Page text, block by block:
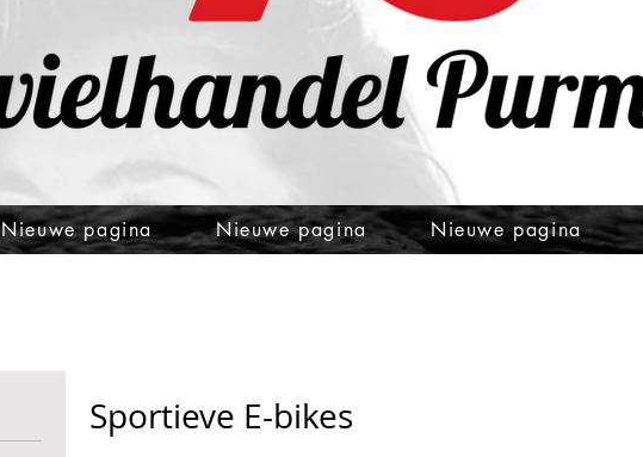
Nieuwe pagina Nieuwe pagina Nieuwe pagina
Sportieve E-bikes